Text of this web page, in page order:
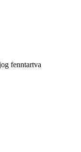
fenntartva